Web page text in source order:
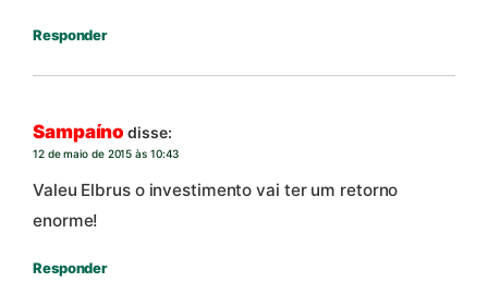
Responder
Sampaíno disse:
12 de maio de 2015 às 10:43
Valeu Elbrus o investimento vai ter um retorno
enorme!
Responder